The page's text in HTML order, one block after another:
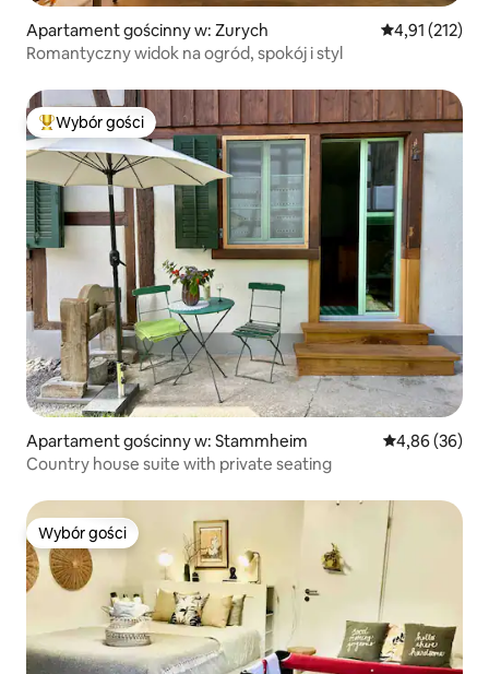
Apartament gościnny w: Zurych Średnia
4,91 (212)
Romantyczny widok na ogród, spokój i styl
Najpopularniejsze z kategorii Wybór gości
Wybór gości
Apartament gościnny w: Stammheim Średnia
4,86 (36)
Country house suite with private seating
Wybór gości
Wybór gości